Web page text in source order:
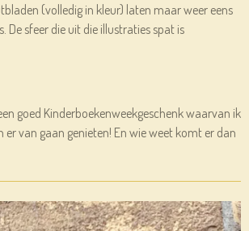
(volledig in kleur) laten maar weer eens
De sfeer die uit die illustraties spat is
goed Kinderboekenweekgeschenk waarvan ik
er van gaan genieten! En wie weet komt er dan